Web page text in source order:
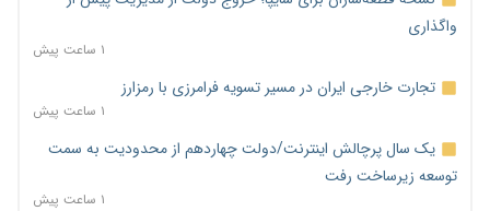
واگذاری
۱ ساعت پیش
تجارت خارجی ایران در مسیر تسویه فرامرزی با رمزارز
۱ ساعت پیش
یک سال پرچالش اینترنت/دولت چهاردهم از محدودیت به سمت
توسعه زیرساخت رفت
۱ ساعت پیش